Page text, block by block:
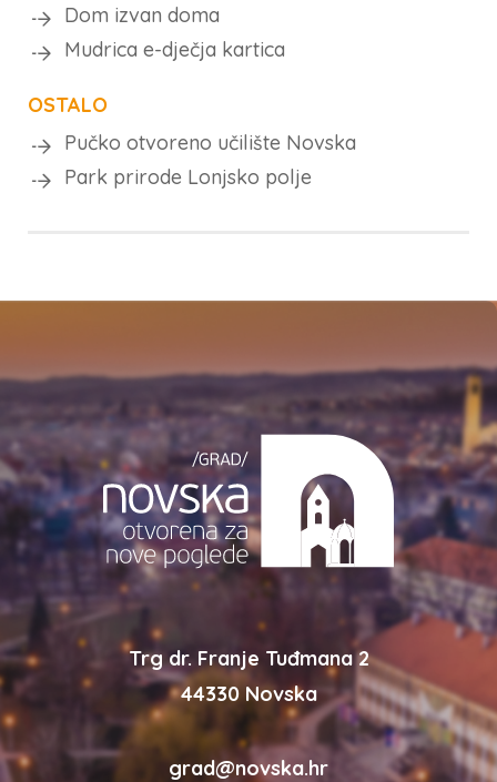
Dom izvan doma
Mudrica e-dječja kartica
OSTALO
Pučko otvoreno učilište Novska
Park prirode Lonjsko polje
Trg dr. Franje Tuđmana 2
44330 Novska
grad@novska.hr